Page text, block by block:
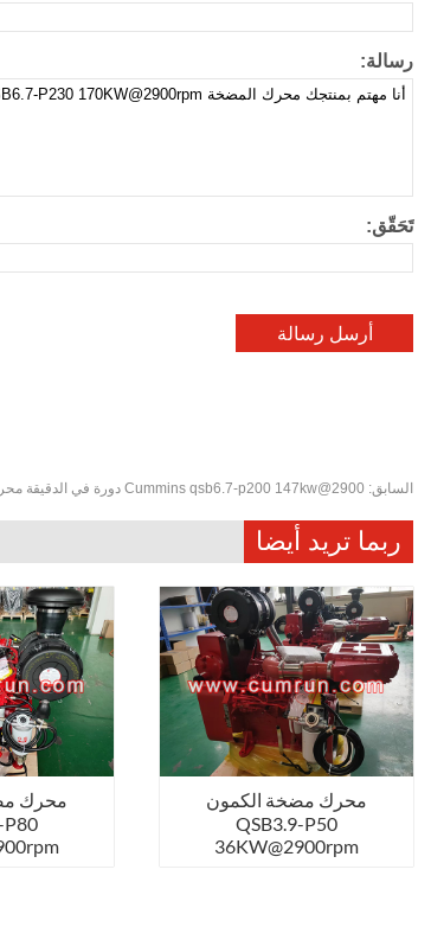
رسالة:
تَحَقّق:
السابق: Cummins qsb6.7-p200 147kw@2900 دورة في الدقيقة محرك المضخة
ربما تريد أيضا
محرك
P80
محرك مضخة الكمون
QSB3.9-P50
36KW@2900rpm